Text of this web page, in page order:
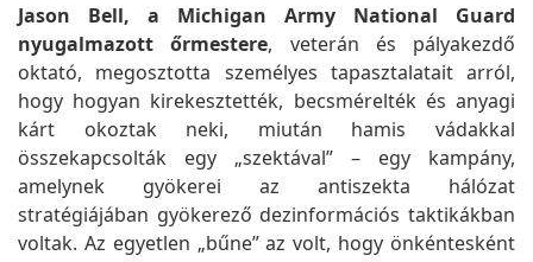
Jason Bell, a Michigan Army National Guard
nyugalmazott őrmestere, veterán és pályakezdő
oktató, megosztotta személyes tapasztalatait arról,
hogy hogyan kirekesztették, becsmérelték és anyagi
kárt okoztak neki, miután hamis vádakkal
összekapcsolták egy „szektával” – egy kampány,
amelynek gyökerei az antiszekta hálózat
stratégiájában gyökerező dezinformációs taktikákban
voltak. Az egyetlen „bűne” az volt, hogy önkéntesként